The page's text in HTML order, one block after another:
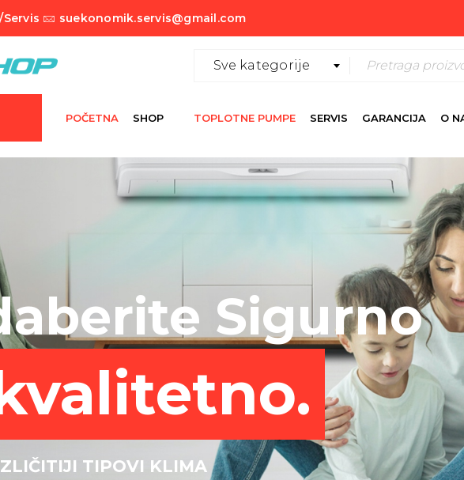
Servis suekonomik.servis@gmail.com
Sve kategorije
POČETNA SHOP TOPLOTNE PUMPE SERVIS GARANCIJA O
Sigurno
TIPOVI KLIMA